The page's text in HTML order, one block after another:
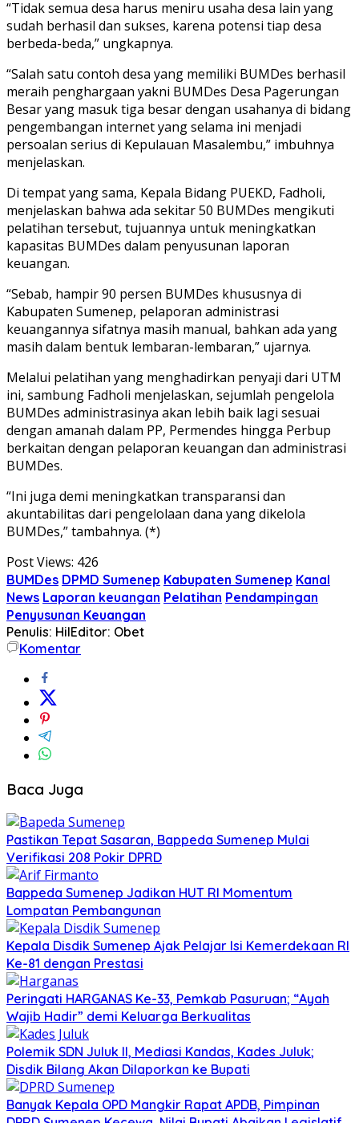
“Tidak semua desa harus meniru usaha desa lain yang
sudah berhasil dan sukses, karena potensi tiap desa
berbeda-beda,” ungkapnya.
“Salah satu contoh desa yang memiliki BUMDes berhasil
meraih penghargaan yakni BUMDes Desa Pagerungan
Besar yang masuk tiga besar dengan usahanya di bidang
pengembangan internet yang selama ini menjadi
persoalan serius di Kepulauan Masalembu,” imbuhnya
menjelaskan.
Di tempat yang sama, Kepala Bidang PUEKD, Fadholi,
menjelaskan bahwa ada sekitar 50 BUMDes mengikuti
pelatihan tersebut, tujuannya untuk meningkatkan
kapasitas BUMDes dalam penyusunan laporan
keuangan.
“Sebab, hampir 90 persen BUMDes khususnya di
Kabupaten Sumenep, pelaporan administrasi
keuangannya sifatnya masih manual, bahkan ada yang
masih dalam bentuk lembaran-lembaran,” ujarnya.
Melalui pelatihan yang menghadirkan penyaji dari UTM
ini, sambung Fadholi menjelaskan, sejumlah pengelola
BUMDes administrasinya akan lebih baik lagi sesuai
dengan amanah dalam PP, Permendes hingga Perbup
berkaitan dengan pelaporan keuangan dan administrasi
BUMDes.
“Ini juga demi meningkatkan transparansi dan
akuntabilitas dari pengelolaan dana yang dikelola
BUMDes,” tambahnya. (*)
Post Views: 426
BUMDes DPMD Sumenep Kabupaten Sumenep Kanal
News Laporan keuangan Pelatihan Pendampingan
Penyusunan Keuangan
Penulis: HilEditor: Obet
Komentar
Baca Juga
Pastikan Tepat Sasaran, Bappeda Sumenep Mulai
Verifikasi 208 Pokir DPRD
Bappeda Sumenep Jadikan HUT RI Momentum
Lompatan Pembangunan
Kepala Disdik Sumenep Ajak Pelajar Isi Kemerdekaan RI
Ke-81 dengan Prestasi
Peringati HARGANAS Ke-33, Pemkab Pasuruan; “Ayah
Wajib Hadir” demi Keluarga Berkualitas
Polemik SDN Juluk II, Mediasi Kandas, Kades Juluk;
Disdik Bilang Akan Dilaporkan ke Bupati
Banyak Kepala OPD Mangkir Rapat APDB, Pimpinan